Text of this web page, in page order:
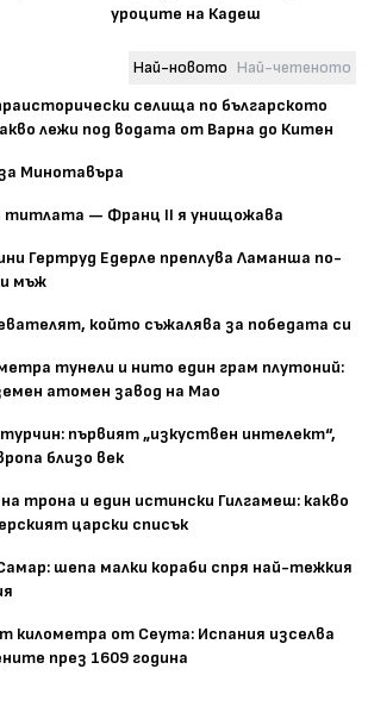
уроците на Кадеш
Най-новото Най-четеното
селища по българското
лежи под водата от Варна до Китен
Минотавъра
титлата — Франц II я унищожава
Гертруд Едерле преплува Ламанша по-
мъж
който съжалява за победата си
тунели и нито един грам плутоний:
атомен завод на Мао
първият „изкуствен интелект“,
близо век
трона и един истински Гилгамеш: какво
царски списък
шепа малки кораби спря най-тежкия
километра от Сеута: Испания изселва
през 1609 година